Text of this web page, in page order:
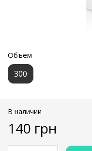
Объем
300
В наличии
140 грн